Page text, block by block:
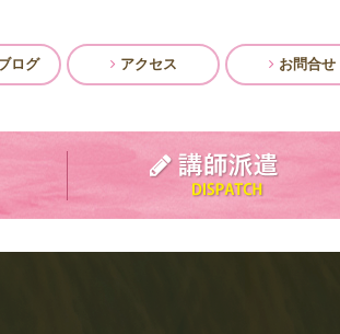
ログ アクセス お問合せ